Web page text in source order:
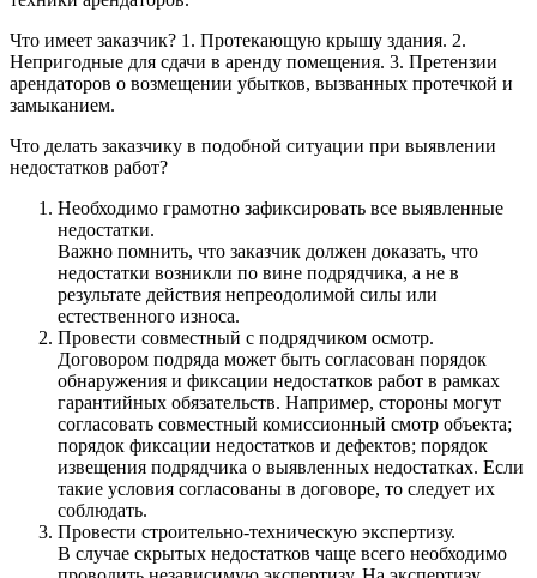
Что имеет заказчик? 1. Протекающую крышу здания. 2.
Непригодные для сдачи в аренду помещения. 3. Претензии
арендаторов о возмещении убытков, вызванных протечкой и
замыканием.
Что делать заказчику в подобной ситуации при выявлении
недостатков работ?
Необходимо грамотно зафиксировать все выявленные
недостатки.
Важно помнить, что заказчик должен доказать, что
недостатки возникли по вине подрядчика, а не в
результате действия непреодолимой силы или
естественного износа.
Провести совместный с подрядчиком осмотр.
Договором подряда может быть согласован порядок
обнаружения и фиксации недостатков работ в рамках
гарантийных обязательств. Например, стороны могут
согласовать совместный комиссионный смотр объекта;
порядок фиксации недостатков и дефектов; порядок
извещения подрядчика о выявленных недостатках. Если
такие условия согласованы в договоре, то следует их
соблюдать.
Провести строительно-техническую экспертизу.
В случае скрытых недостатков чаще всего необходимо